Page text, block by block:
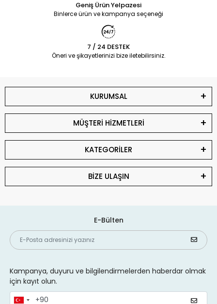
Geniş Ürün Yelpazesi
Binlerce ürün ve kampanya seçeneği
7 / 24 DESTEK
Öneri ve şikayetlerinizi bize iletebilirsiniz.
KURUMSAL
MÜŞTERİ HİZMETLERİ
KATEGORİLER
BİZE ULAŞIN
E-Bülten
Kampanya, duyuru ve bilgilendirmelerden haberdar olmak
için kayıt olun.